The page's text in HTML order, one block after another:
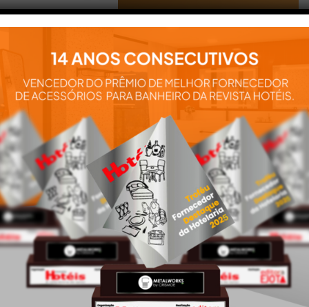
Aqui você
encontra tudo
instalação e
utilização de
nossos
produtos:
manuais,
vídeos,
catálogos e
tudo mais que
precisa.
VEJA
TAMBÉM